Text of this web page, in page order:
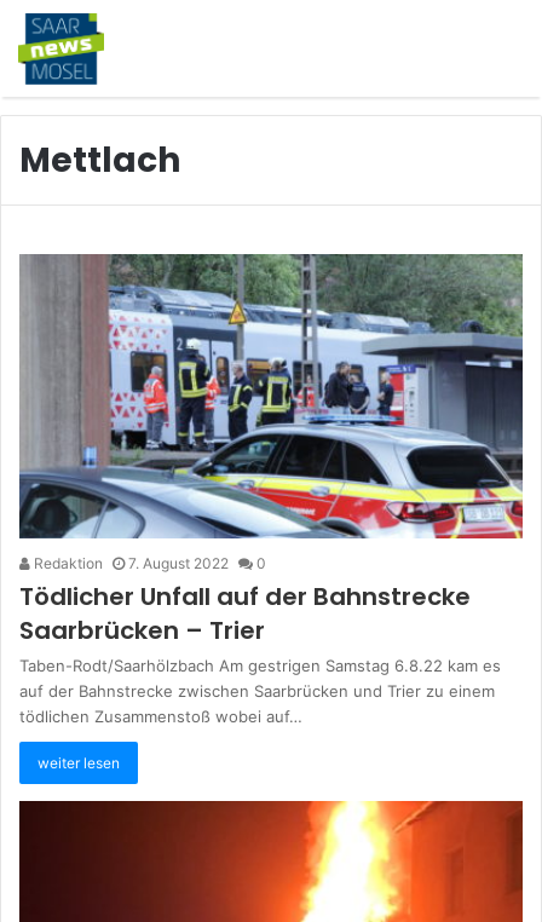
Mettlach
Redaktion 7. August 2022 0
Tödlicher Unfall auf der Bahnstrecke
Saarbrücken – Trier
Taben-Rodt/Saarhölzbach Am gestrigen Samstag 6.8.22 kam es
auf der Bahnstrecke zwischen Saarbrücken und Trier zu einem
tödlichen Zusammenstoß wobei auf…
weiter lesen